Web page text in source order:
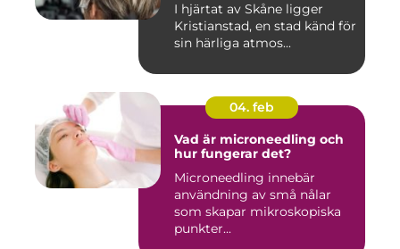
I hjärtat av Skåne ligger
Kristianstad, en stad känd för
sin härliga atmos...
04. feb
Vad är microneedling och
hur fungerar det?
Microneedling innebär
användning av små nålar
som skapar mikroskopiska
punkter...